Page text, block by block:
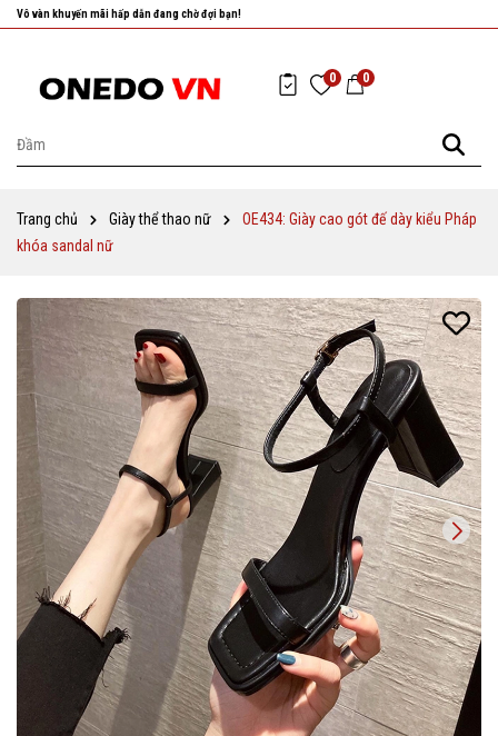
Nhanh tay chọn cho mình những sản phẩm ưng ý nhất!
0 0
Trang chủ Giày thể thao nữ
OE434: Giày cao gót đế dày kiểu Pháp
khóa sandal nữ